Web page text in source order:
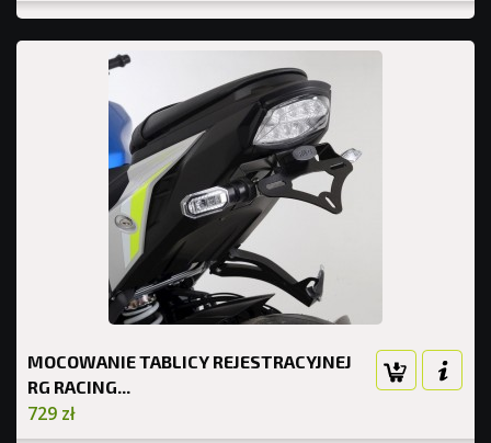
MOCOWANIE TABLICY REJESTRACYJNEJ
RG RACING...
729 zł